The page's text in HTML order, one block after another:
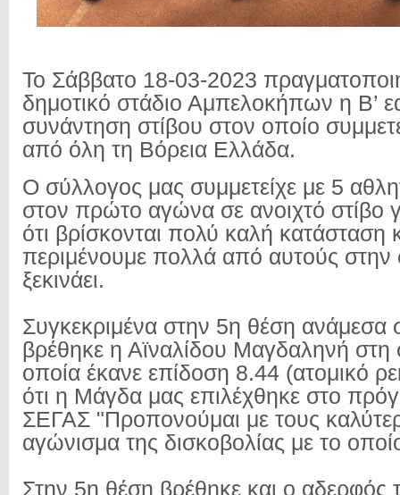
Το Σάββατο 18-03-2023
δημοτικό στάδιο Αμπελοκήπων η Β’
συνάντηση στίβου στον οποίο
από όλη τη Βόρεια Ελλάδα.
Ο σύλλογος μας συμμετείχε με 5
στον πρώτο αγώνα σε ανοιχτό στίβο
ότι βρίσκονται πολύ καλή κατάσταση
περιμένουμε πολλά από αυτούς στην
ξεκινάει.
Συγκεκριμένα στην 5η θέση ανάμεσα
βρέθηκε η Αϊναλίδου Μαγδαληνή στη
οποία έκανε επίδοση 8.44 (ατομικό
ότι η Μάγδα μας επιλέχθηκε στο
ΣΕΓΑΣ "Προπονούμαι με τους
αγώνισμα της δισκοβολίας με το
Στην 5η θέση βρέθηκε και ο αδερφός